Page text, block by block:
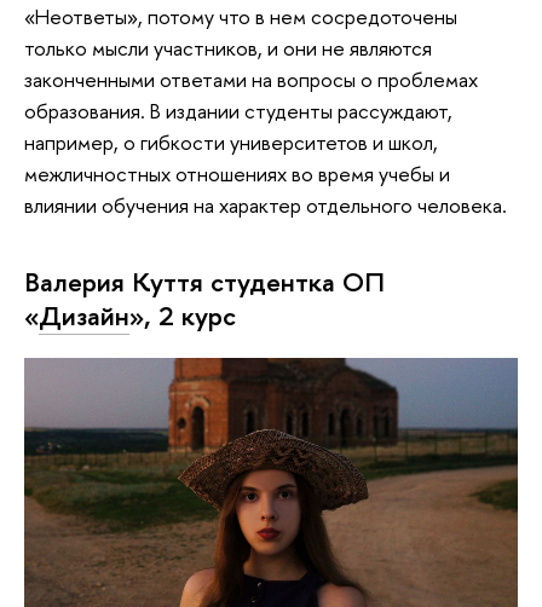
«Неответы», потому что в нем сосредоточены
только мысли участников, и они не являются
законченными ответами на вопросы о проблемах
образования. В издании студенты рассуждают,
например, о гибкости университетов и школ,
межличностных отношениях во время учебы и
влиянии обучения на характер отдельного человека.
Валерия Куття студентка ОП
«Дизайн», 2 курс